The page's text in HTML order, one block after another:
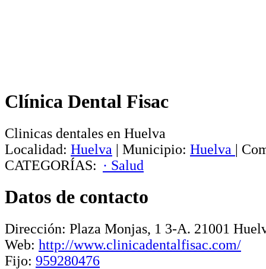
Clínica Dental Fisac
Clinicas dentales en Huelva
Localidad: Huelva | Municipio: Huelva |
CATEGORÍAS: · Salud
Datos de contacto
Dirección: Plaza Monjas, 1 3-A. 21001
Web: http://www.clinicadentalfisac.com/
Fijo: 959280476